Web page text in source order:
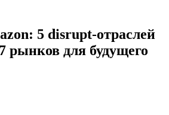
5 disrupt-отраслей
рынков для будущего